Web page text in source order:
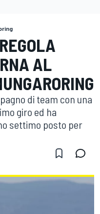
AL
di team con una
giro ed ha
settimo posto per